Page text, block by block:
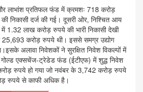
लाभांश प्रतिफल फंड में क्रमशः 718 करोड़
निकासी दर्ज की गई। दूसरी ओर, निश्चित आय
1.32 लाख करोड़ रुपये की भारी निकासी देखी
25,693 करोड़ रुपये थी। इससे समग्र उद्योग
अलावा निवेशकों ने सुरक्षित निवेश विकल्पों में
गोल्ड एक्सचेंज-ट्रेडेड फंड (ईटीएफ) में शुद्ध निवेश
रुपये हो गया जो नवंबर के 3,742 करोड़ रुपये
रुपये से काफी अधिक है।